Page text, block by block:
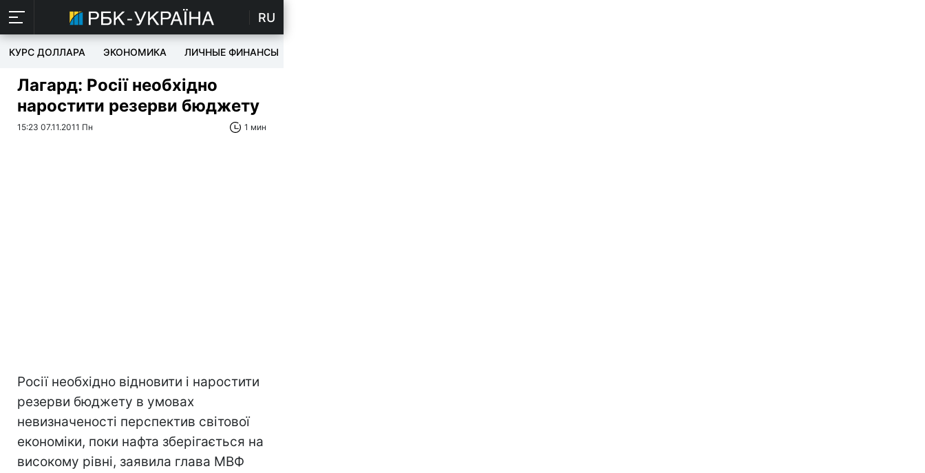
RU
КУРС ДОЛЛАРА ЭКОНОМИКА ЛИЧНЫЕ ФИНАНСЫ
Лагард: Росії необхідно
наростити резерви бюджету
15:23 07.11.2011 Пн 1 мин
Росії необхідно відновити і наростити
резерви бюджету в умовах
невизначеності перспектив світової
економіки, поки нафта зберігається на
високому рівні, заявила глава МВФ